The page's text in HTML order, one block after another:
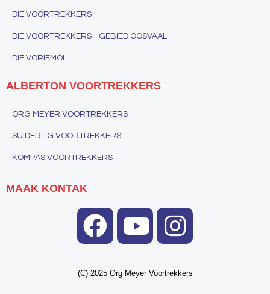
DIE VOORTREKKERS
DIE VOORTREKKERS - GEBIED OOSVAAL
DIE VORIEMÔL
ALBERTON VOORTREKKERS
ORG MEYER VOORTREKKERS
SUIDERLIG VOORTREKKERS
KOMPAS VOORTREKKERS
MAAK KONTAK
(C) 2025 Org Meyer Voortrekkers